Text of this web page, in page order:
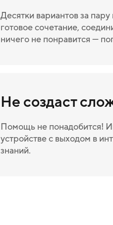
Десятки вариантов за
готовое сочетание,
ничего не понравится —
Не создаст
Помощь не понадобится!
устройстве с выходом в
знаний.